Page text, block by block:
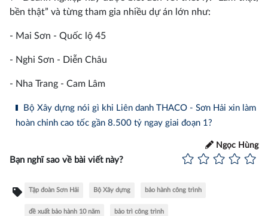
bền thật” và từng tham gia nhiều dự án lớn như:
- Mai Sơn - Quốc lộ 45
- Nghi Sơn - Diễn Châu
- Nha Trang - Cam Lâm
Bộ Xây dựng nói gì khi Liên danh THACO - Sơn Hải xin làm
hoàn chỉnh cao tốc gần 8.500 tỷ ngay giai đoạn 1?
Ngọc Hùng
Bạn nghĩ sao về bài viết này?
Tập đoàn Sơn Hải Bộ Xây dựng bảo hành công trình
đề xuất bảo hành 10 năm bảo trì công trình